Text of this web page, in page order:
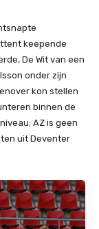
keepende
De Wit van een
onder zijn
kon stellen
binnen de
AZ is geen
uit Deventer